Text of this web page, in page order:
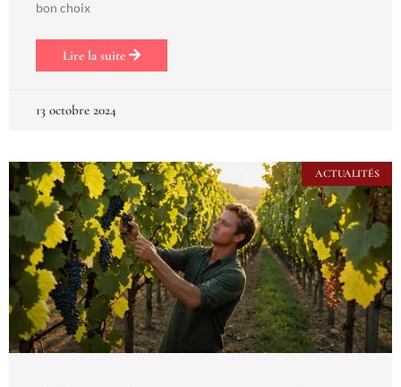
bon choix
Lire la suite
13 octobre 2024
ACTUALITÉS